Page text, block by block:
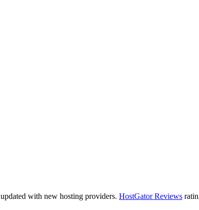
updated with new hosting providers. HostGator Reviews